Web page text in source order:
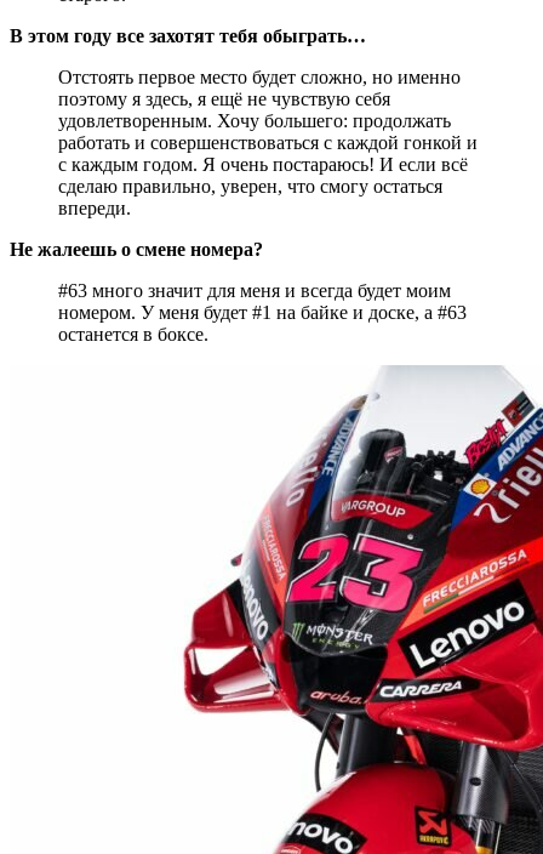
В этом году все захотят тебя обыграть…
Отстоять первое место будет сложно, но именно
поэтому я здесь, я ещё не чувствую себя
удовлетворенным. Хочу большего: продолжать
работать и совершенствоваться с каждой гонкой и
с каждым годом. Я очень постараюсь! И если всё
сделаю правильно, уверен, что смогу остаться
впереди.
Не жалеешь о смене номера?
#63 много значит для меня и всегда будет моим
номером. У меня будет #1 на байке и доске, а #63
останется в боксе.